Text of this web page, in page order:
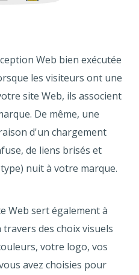
Web bien exécutée
les visiteurs ont une
site Web, ils associent
De même, une
d'un chargement
de liens brisés et
nuit à votre marque.
Web sert également à
des choix visuels
votre logo, vos
avez choisies pour